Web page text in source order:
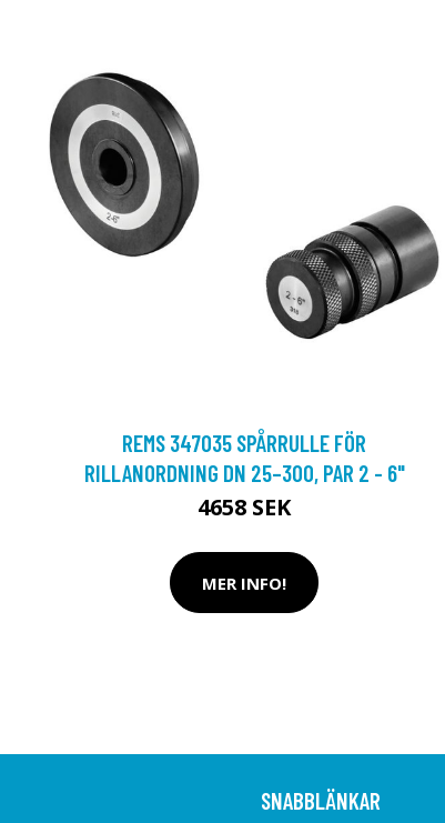
REMS 347035 SPÅRRULLE FÖR
RILLANORDNING DN 25–300, PAR 2 - 6"
4658 SEK
MER INFO!
SNABBLÄNKAR